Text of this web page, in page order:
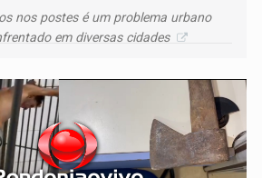
nos postes é um problema urbano
em diversas cidades